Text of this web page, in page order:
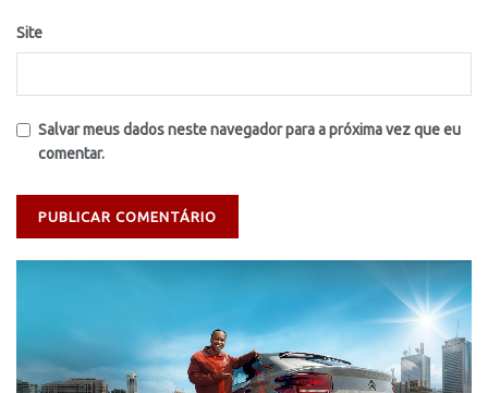
Site
Salvar meus dados neste navegador para a próxima vez que eu
comentar.